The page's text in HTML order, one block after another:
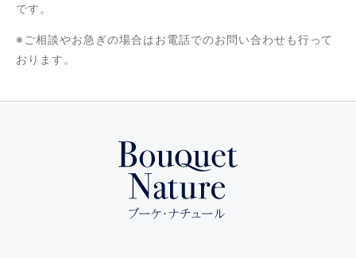
です。
※ご相談やお急ぎの場合はお電話でのお問い合わせも行って
おります。